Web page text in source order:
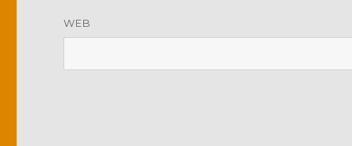
WEB